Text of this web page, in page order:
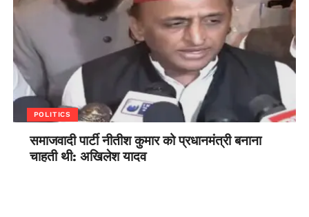
POLITICS
समाजवादी पार्टी नीतीश कुमार को प्रधानमंत्री बनाना
चाहती थी: अखिलेश यादव